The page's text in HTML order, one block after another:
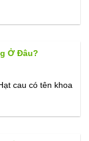
Ở Đâu?
cau có tên khoa